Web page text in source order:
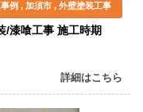
例 加須市 外壁塗装工事
漆喰工事 施工時期
詳細はこちら